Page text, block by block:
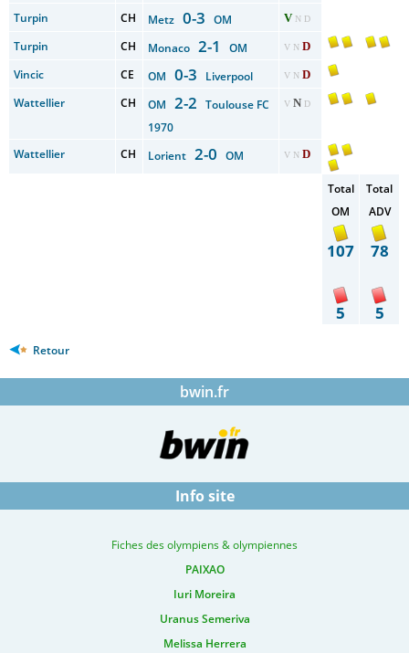
Turpin CH Metz 0-3 OM V N D
Turpin CH Monaco 2-1 OM V N D
Vincic CE OM 0-3 Liverpool V N D
Wattellier CH OM 2-2 Toulouse FC
1970
V N D
Wattellier CH Lorient 2-0 OM V N D
Total
OM
107
5
Total
ADV
78
5
Retour
bwin.fr
Info site
Fiches des olympiens & olympiennes
PAIXAO
Iuri Moreira
Uranus Semeriva
Melissa Herrera